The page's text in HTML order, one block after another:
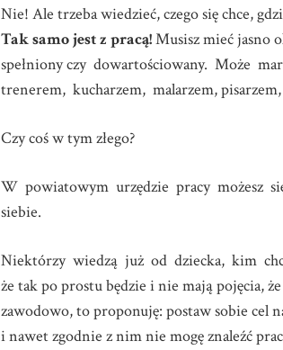
Nie! Ale trzeba wiedzieć, czego się chce,
Tak samo jest z pracą!Musisz mieć jasno
spełniony czy dowartościowany. Może
trenerem, kucharzem, malarzem,
Czy coś w tym złego?
W powiatowym urzędzie pracy możesz się
siebie.
Niektórzy wiedzą już od dziecka, kim
że tak po prostu będzie i nie mają pojęcia,
zawodowo, to proponuję: postaw sobie cel
i nawet zgodnie z nim nie mogę znaleźć